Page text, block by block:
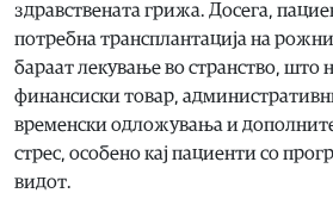
здравствената грижа. Досега,
потребна трансплантација на
бараат лекување во странство, што
финансиски товар,
временски одложувања и
стрес, особено кај пациенти со
видот.